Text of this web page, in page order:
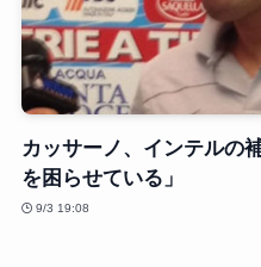
カッサーノ、インテルの
を困らせている」
9/3 19:08